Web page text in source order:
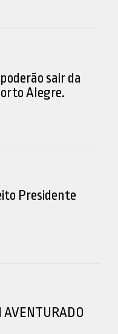
sair da
Alegre.
Presidente
AVENTURADO